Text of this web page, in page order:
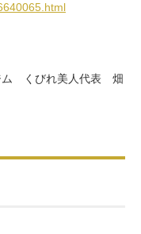
ム くびれ美人代表 畑